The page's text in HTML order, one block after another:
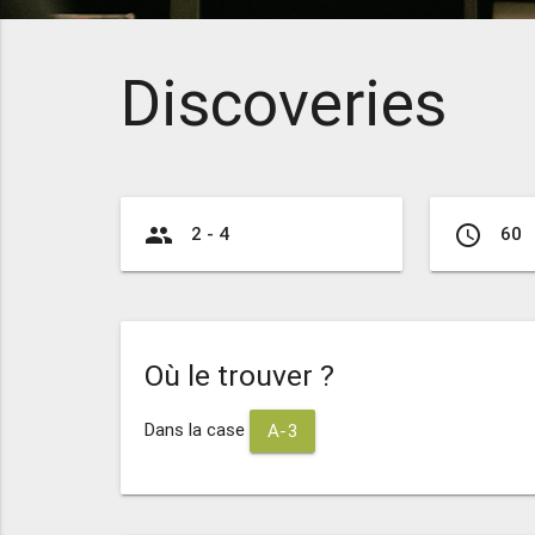
Discoveries
group 2 - 4 access_time 60
Où le trouver ?
Dans la case A-3